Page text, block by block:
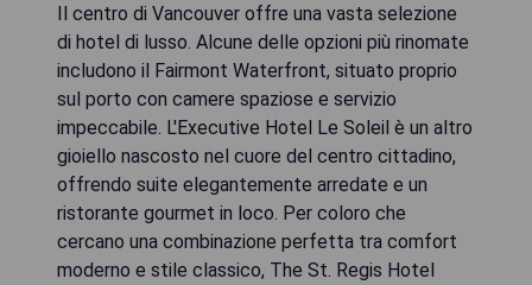
Il centro di Vancouver offre una vasta selezione
di hotel di lusso. Alcune delle opzioni più rinomate
includono il Fairmont Waterfront, situato proprio
sul porto con camere spaziose e servizio
impeccabile. L'Executive Hotel Le Soleil è un altro
gioiello nascosto nel cuore del centro cittadino,
offrendo suite elegantemente arredate e un
ristorante gourmet in loco. Per coloro che
cercano una combinazione perfetta tra comfort
moderno e stile classico, The St. Regis Hotel